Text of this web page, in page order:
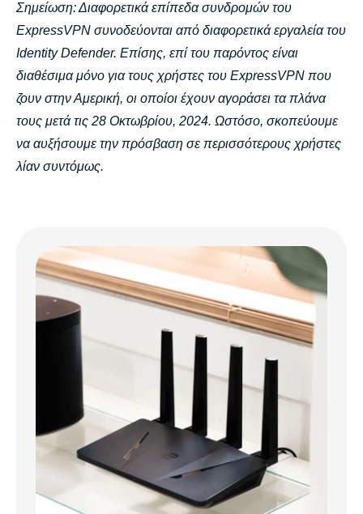
Σημείωση: Διαφορετικά επίπεδα συνδρομών του
ExpressVPN συνοδεύονται από διαφορετικά εργαλεία του
Identity Defender. Επίσης, επί του παρόντος είναι
διαθέσιμα μόνο για τους χρήστες του ExpressVPN που
ζουν στην Αμερική, οι οποίοι έχουν αγοράσει τα πλάνα
τους μετά τις 28 Οκτωβρίου, 2024. Ωστόσο, σκοπεύουμε
να αυξήσουμε την πρόσβαση σε περισσότερους χρήστες
λίαν συντόμως.